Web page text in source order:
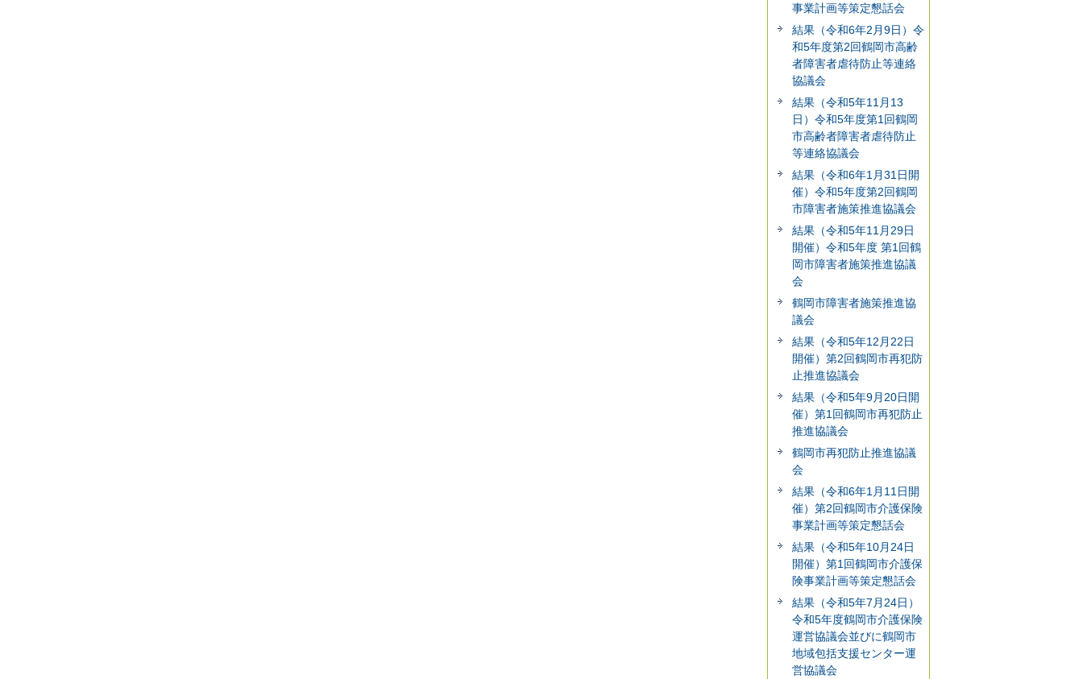
事業計画等策定懇話会
結果（令和6年2月9日）令
和5年度第2回鶴岡市高齢
者障害者虐待防止等連絡
協議会
結果（令和5年11月13
日）令和5年度第1回鶴岡
市高齢者障害者虐待防止
等連絡協議会
結果（令和6年1月31日開
催）令和5年度第2回鶴岡
市障害者施策推進協議会
結果（令和5年11月29日
開催）令和5年度 第1回鶴
岡市障害者施策推進協議
会
鶴岡市障害者施策推進協
議会
結果（令和5年12月22日
開催）第2回鶴岡市再犯防
止推進協議会
結果（令和5年9月20日開
催）第1回鶴岡市再犯防止
推進協議会
鶴岡市再犯防止推進協議
会
結果（令和6年1月11日開
催）第2回鶴岡市介護保険
事業計画等策定懇話会
結果（令和5年10月24日
開催）第1回鶴岡市介護保
険事業計画等策定懇話会
結果（令和5年7月24日）
令和5年度鶴岡市介護保険
運営協議会並びに鶴岡市
地域包括支援センター運
営協議会